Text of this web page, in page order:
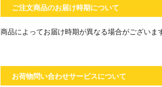
ご注文商品のお届け時期について
商品によってお届け時期が異なる場合がございま
お荷物問い合わせサービスについて